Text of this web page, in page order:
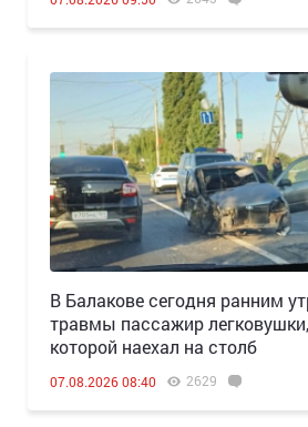
В Балакове сегодня ранним
травмы пассажир
которой наехал на столб
07.08.2026 08:40 2629